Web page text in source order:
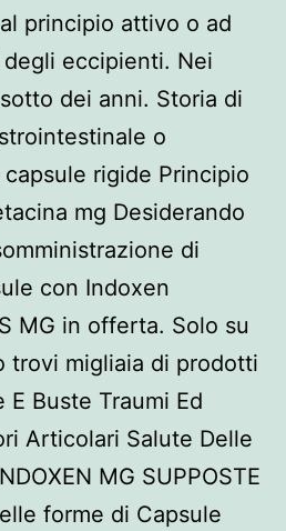
principio attivo o ad
eccipienti. Nei
dei anni. Storia di
o
capsule rigide Principio
mg Desiderando
di
con Indoxen
MG in offerta. Solo su
trovi migliaia di prodotti
E Buste Traumi Ed
Articolari Salute Delle
MG SUPPOSTE
forme di Capsule